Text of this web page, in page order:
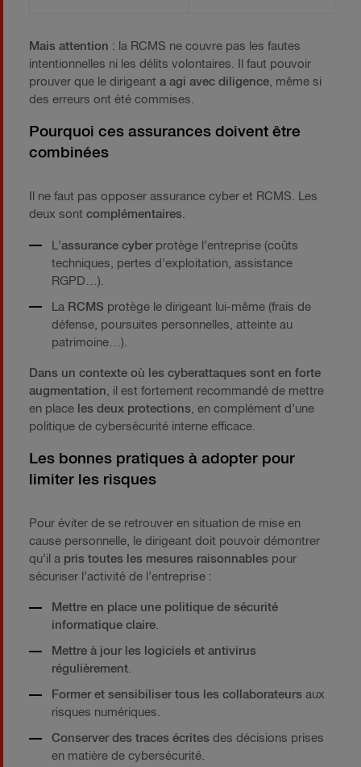
Mais attention : la RCMS ne couvre pas les fautes
intentionnelles ni les délits volontaires. Il faut pouvoir
prouver que le dirigeant a agi avec diligence, même si
des erreurs ont été commises.
Pourquoi ces assurances doivent être
combinées
Il ne faut pas opposer assurance cyber et RCMS. Les
deux sont complémentaires.
L’assurance cyberprotège l’entreprise (coûts
techniques, pertes d’exploitation, assistance
RGPD…).
La RCMS protège le dirigeant lui-même (frais de
défense, poursuites personnelles, atteinte au
patrimoine…).
Dans un contexte où les cyberattaques sont en forte
augmentation , il est fortement recommandé de mettre
en place les deux protections , en complément d’une
politique de cybersécurité interne efficace.
Les bonnes pratiques à adopter pour
limiter les risques
Pour éviter de se retrouver en situation de mise en
cause personnelle, le dirigeant doit pouvoir démontrer
qu’il a pris toutes les mesures raisonnables pour
sécuriser l’activité de l’entreprise :
Mettre en place une politique de sécurité
informatique claire.
Mettre à jour les logiciels et antivirus
régulièrement.
Former et sensibiliser tous les collaborateurs aux
risques numériques.
Conserver des traces écrites des décisions prises
en matière de cybersécurité.